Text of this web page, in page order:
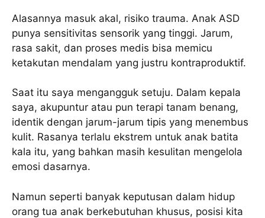
Alasannya masuk akal, risiko trauma. Anak ASD
punya sensitivitas sensorik yang tinggi. Jarum,
rasa sakit, dan proses medis bisa memicu
ketakutan mendalam yang justru kontraproduktif.
Saat itu saya mengangguk setuju. Dalam kepala
saya, akupuntur atau pun terapi tanam benang,
identik dengan jarum-jarum tipis yang menembus
kulit. Rasanya terlalu ekstrem untuk anak batita
kala itu, yang bahkan masih kesulitan mengelola
emosi dasarnya.
Namun seperti banyak keputusan dalam hidup
orang tua anak berkebutuhan khusus, posisi kita